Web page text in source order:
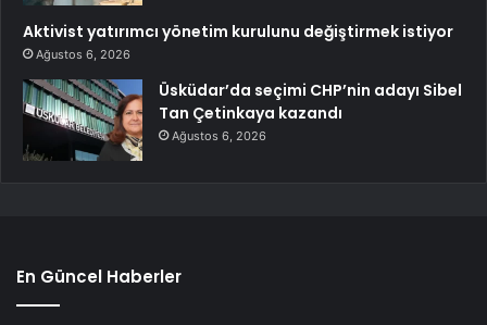
Aktivist yatırımcı yönetim kurulunu değiştirmek istiyor
Ağustos 6, 2026
Üsküdar’da seçimi CHP’nin adayı Sibel
Tan Çetinkaya kazandı
Ağustos 6, 2026
En Güncel Haberler